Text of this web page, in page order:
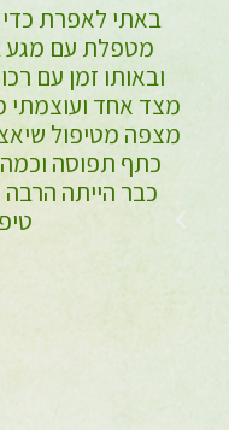
חוות הדעת שלי
בטיפול זן
עדין ומקצועי,
מנטרלים את
קרוב. בנוסף
הנעימה, זכיתי
כאבים. לכן,
משיבה לי